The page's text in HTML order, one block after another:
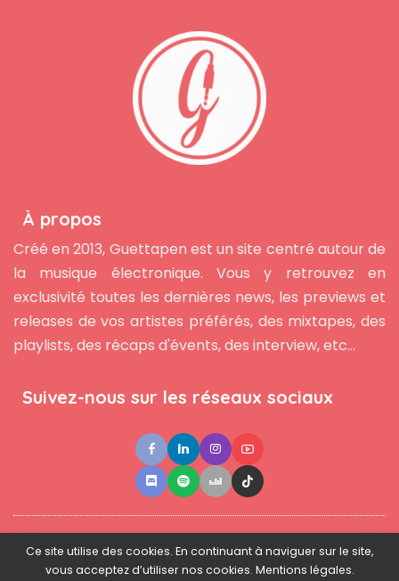
À propos
Créé en 2013, Guettapen est un site centré autour de
la musique électronique. Vous y retrouvez en
exclusivité toutes les dernières news, les previews et
releases de vos artistes préférés, des mixtapes, des
playlists, des récaps d'évents, des interview, etc...
Suivez-nous sur les réseaux sociaux
Contact ●Newsletter ● L'équipe ● Mentions légales
Ce site utilise des cookies. En continuant à naviguer sur le site,
vous acceptez d’utiliser nos cookies. Mentions légales.